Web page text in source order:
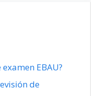
EBAU?
de